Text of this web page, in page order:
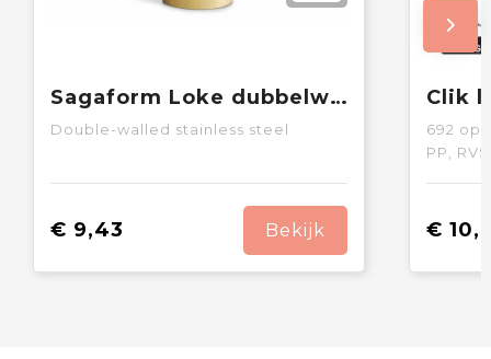
Sagaform Loke dubbelwandige mok 240ml
Double-walled stainless steel
€ 9,43 Bekijk
692 op
PP, RVS
€